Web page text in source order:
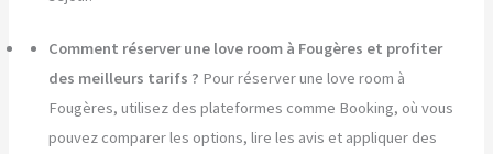
Comment réserver une love room à Fougères et profiter
des meilleurs tarifs ? Pour réserver une love room à
Fougères, utilisez des plateformes comme Booking, où vous
pouvez comparer les options, lire les avis et appliquer des